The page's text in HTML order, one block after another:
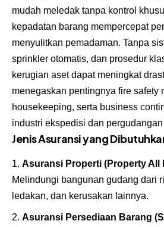
mudah meledak tanpa kontrol
kepadatan barang mempercepat
menyulitkan pemadaman. Tanpa
sprinkler otomatis, dan prosedur
kerugian aset dapat meningkat
menegaskan pentingnya fire safety
housekeeping, serta business
industri ekspedisi dan
Jenis Asuransi yang
Asuransi Properti (Property All
Melindungi bangunan gudang dari
ledakan, dan kerusakan lainnya.
Asuransi Persediaan Barang